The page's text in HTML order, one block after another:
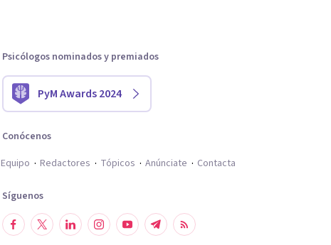
Psicólogos nominados y premiados
PyM Awards 2024
Conócenos
Equipo
Redactores Tópicos Anúnciate Contacta
Síguenos